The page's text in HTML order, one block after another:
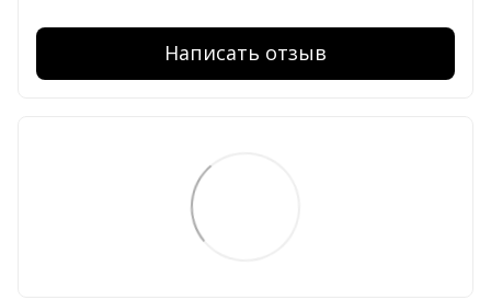
Написать отзыв